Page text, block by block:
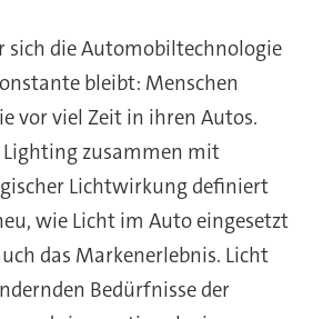
sich die Automobiltechnologie
bleibt: Menschen
vor viel Zeit in ihren Autos.
zusammen mit
Lichtwirkung definiert
wie Licht im Auto eingesetzt
das Markenerlebnis. Licht
Bedürfnisse der